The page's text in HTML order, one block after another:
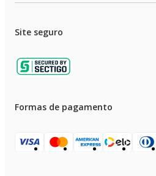
Site seguro
Formas de pagamento